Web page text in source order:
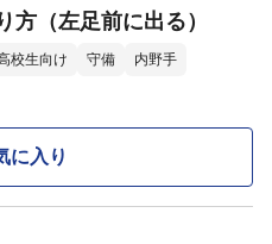
方（左足前に出る）
校生向け 守備 内野手
に入り